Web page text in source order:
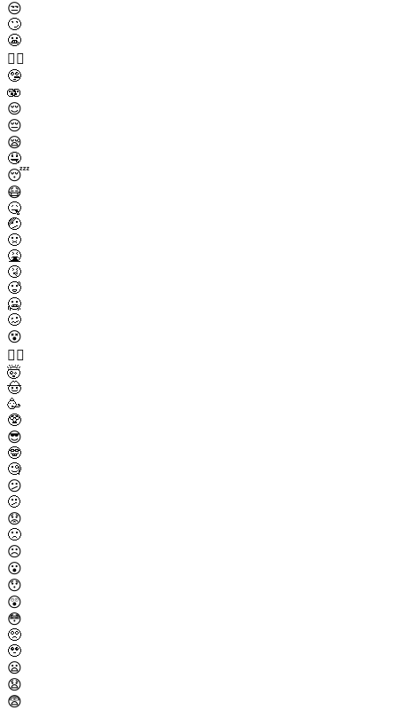
😒
🙄
😬
😮‍💨
🤥
🫨
😌
😔
😪
🤤
😴
😷
🤒
🤕
🤢
🤮
🤧
🥵
🥶
🥴
😵
😵‍💫
🤯
🤠
🥳
🥸
😎
🤓
🧐
😕
🫤
😟
🙁
☹️
😮
😯
😲
😳
🥺
🥹
😦
😧
😨